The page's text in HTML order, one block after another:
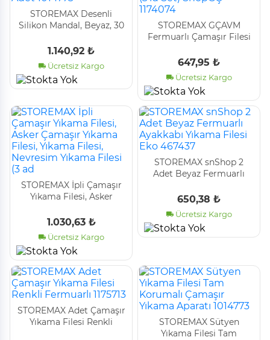
STOREMAX Desenli
Silikon Mandal, Beyaz, 30
1.140,92 ₺
Ücretsiz Kargo
STOREMAX GÇAVM
Fermuarlı Çamaşır Filesi
647,95 ₺
Ücretsiz Kargo
STOREMAX İpli Çamaşır
Yıkama Filesi, Asker
Yıkama Filesi, Nevresim
Yıkama Filesi (3 ad
1.030,63 ₺
Ücretsiz Kargo
STOREMAX snShop 2
Adet Beyaz Fermuarlı
Eko 467437
650,38 ₺
Ücretsiz Kargo
STOREMAX Adet Çamaşır
Yıkama Filesi Renkli
STOREMAX Sütyen
Yıkama Filesi Tam